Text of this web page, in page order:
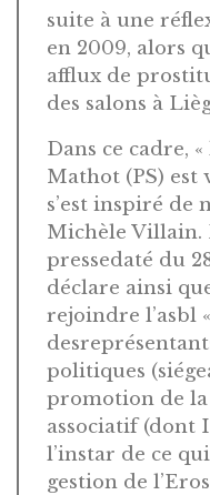
suite à une
en 2009, alors
afflux de
des salons à
Dans ce cadre,
Mathot (PS) est
s’est inspiré de
Michèle Villain.
pressedaté du
déclare ainsi
rejoindre l’asbl
politiques
promotion de
associatif (dont
l’instar de ce
gestion de